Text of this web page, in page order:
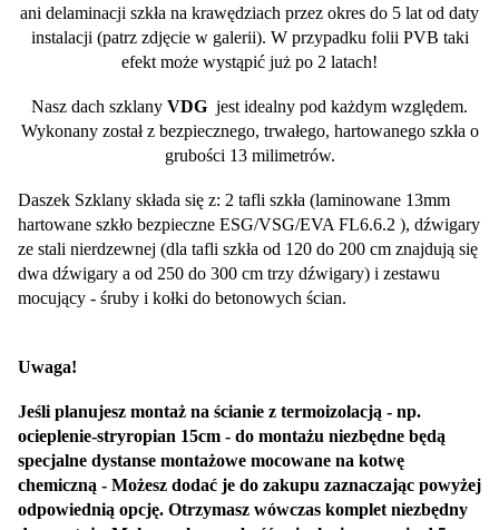
ani delaminacji szkła na krawędziach przez okres do 5 lat od daty
instalacji (patrz zdjęcie w galerii). W przypadku folii PVB taki
efekt może wystąpić już po 2 latach!
Nasz dach szklany VDG jest idealny pod każdym względem.
Wykonany został z bezpiecznego, trwałego, hartowanego szkła o
grubości 13 milimetrów.
Daszek Szklany składa się z: 2 tafli szkła (laminowane 13mm
hartowane szkło bezpieczne ESG/VSG/EVA FL6.6.2 ), dźwigary
ze stali nierdzewnej (dla tafli szkła od 120 do 200 cm znajdują się
dwa dźwigary a od 250 do 300 cm trzy dźwigary) i zestawu
mocujący - śruby i kołki do betonowych ścian.
Uwaga!
Jeśli planujesz montaż na ścianie z termoizolacją - np.
ocieplenie-stryropian 15cm - do montażu niezbędne będą
specjalne dystanse montażowe mocowane na kotwę
chemiczną - Możesz dodać je do zakupu zaznaczając powyżej
odpowiednią opcję. Otrzymasz wówczas komplet niezbędny